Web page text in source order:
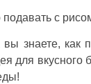
с
вы знаете, как
для вкусного